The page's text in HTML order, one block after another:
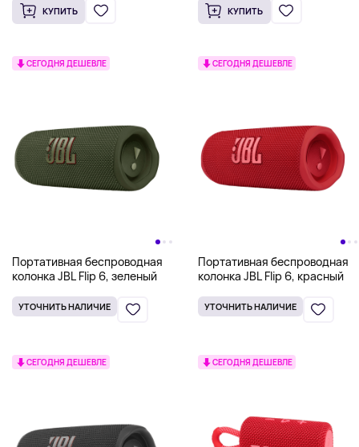
КУПИТЬ КУПИТЬ
СЕГОДНЯ ДЕШЕВЛЕ
Портативная беспроводная
колонка JBL Flip 6, зеленый
УТОЧНИТЬ НАЛИЧИЕ
СЕГОДНЯ ДЕШЕВЛЕ
Портативная беспроводная
колонка JBL Flip 6, красный
УТОЧНИТЬ НАЛИЧИЕ
СЕГОДНЯ ДЕШЕВЛЕ СЕГОДНЯ ДЕШЕВЛЕ